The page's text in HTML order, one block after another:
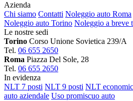
Azienda
Chi siamo Contatti Noleggio auto Roma
Noleggio auto Torino Noleggio a breve
Le nostre sedi
Torino Corso Unione Sovietica 239/A
Tel. 06 655 2650
Roma Piazza Del Sole, 28
Tel. 06 655 2650
In evidenza
NLT 7 posti NLT 9 posti NLT
auto aziendale Uso promiscuo auto